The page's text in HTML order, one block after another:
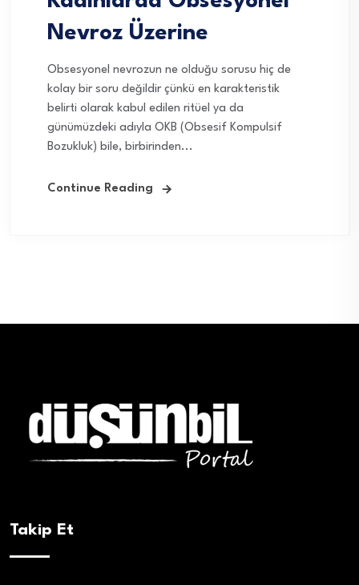
Nevroz Üzerine
Obsesyonel nevrozun ne olduğu sorusu hiç de
kolay bir soru değildir çünkü en karakteristik
belirti olarak kabul edilen ritüel ya da
günümüzdeki adıyla OKB (Obsesif Kompulsif
Bozukluk) bile, birbirinden...
Continue Reading
Takip Et